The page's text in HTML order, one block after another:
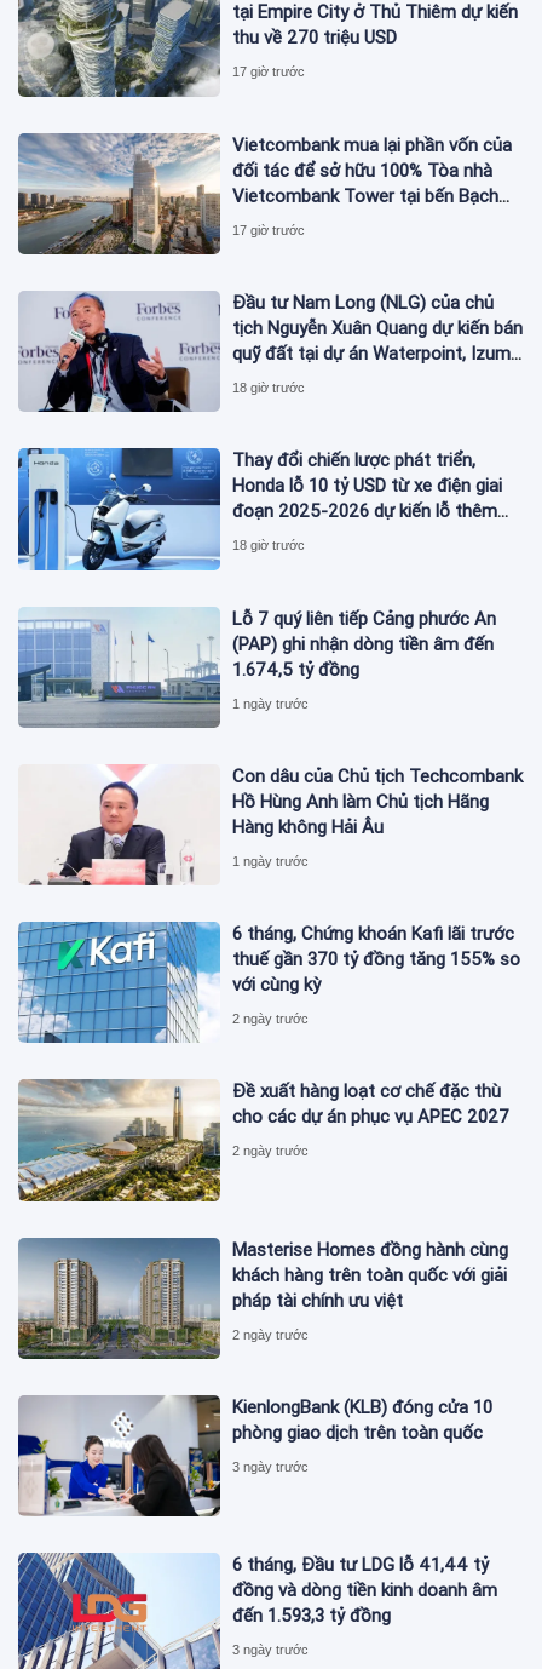
tại Empire City ở Thủ Thiêm dự kiến
thu về 270 triệu USD
17 giờ trước
Vietcombank mua lại phần vốn của
đối tác để sở hữu 100% Tòa nhà
Vietcombank Tower tại bến Bạch
Đằng
17 giờ trước
Đầu tư Nam Long (NLG) của chủ
tịch Nguyễn Xuân Quang dự kiến bán
quỹ đất tại dự án Waterpoint, Izumi
City
18 giờ trước
Thay đổi chiến lược phát triển,
Honda lỗ 10 tỷ USD từ xe điện giai
đoạn 2025-2026 dự kiến lỗ thêm
3,3 tỷ USD giai đoạn 2026-2027
18 giờ trước
Lỗ 7 quý liên tiếp Cảng phước An
(PAP) ghi nhận dòng tiền âm đến
1.674,5 tỷ đồng
1 ngày trước
Con dâu của Chủ tịch Techcombank
Hồ Hùng Anh làm Chủ tịch Hãng
Hàng không Hải Âu
1 ngày trước
6 tháng, Chứng khoán Kafi lãi trước
thuế gần 370 tỷ đồng tăng 155% so
với cùng kỳ
2 ngày trước
Đề xuất hàng loạt cơ chế đặc thù
cho các dự án phục vụ APEC 2027
2 ngày trước
Masterise Homes đồng hành cùng
khách hàng trên toàn quốc với giải
pháp tài chính ưu việt
2 ngày trước
KienlongBank (KLB) đóng cửa 10
phòng giao dịch trên toàn quốc
3 ngày trước
6 tháng, Đầu tư LDG lỗ 41,44 tỷ
đồng và dòng tiền kinh doanh âm
đến 1.593,3 tỷ đồng
3 ngày trước